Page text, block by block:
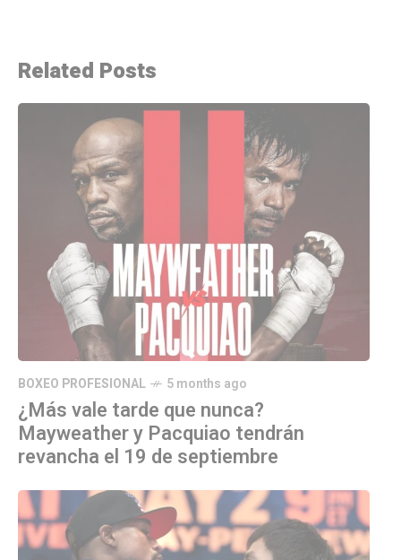
Related Posts
BOXEO PROFESIONAL 5 months ago
¿Más vale tarde que nunca?
Mayweather y Pacquiao tendrán
revancha el 19 de septiembre